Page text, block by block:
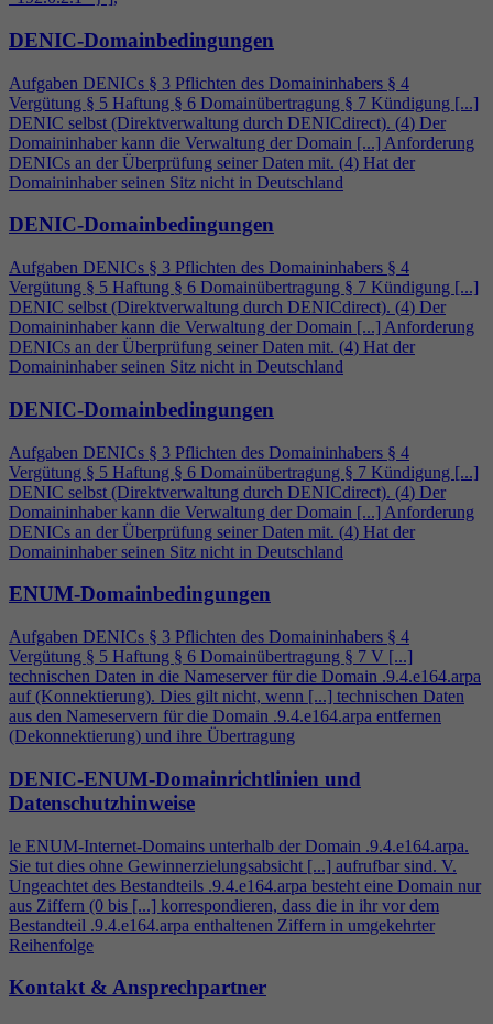
DENIC-Domainbedingungen
Aufgaben DENICs § 3 Pflichten des Domaininhabers § 4
Vergütung § 5 Haftung § 6 Domainübertragung § 7 Kündigung [...]
DENIC selbst (Direktverwaltung durch DENICdirect). (4) Der
Domaininhaber kann die Verwaltung der Domain [...] Anforderung
DENICs an der Überprüfung seiner Daten mit. (4) Hat der
Domaininhaber seinen Sitz nicht in Deutschland
DENIC-Domainbedingungen
Aufgaben DENICs § 3 Pflichten des Domaininhabers § 4
Vergütung § 5 Haftung § 6 Domainübertragung § 7 Kündigung [...]
DENIC selbst (Direktverwaltung durch DENICdirect). (4) Der
Domaininhaber kann die Verwaltung der Domain [...] Anforderung
DENICs an der Überprüfung seiner Daten mit. (4) Hat der
Domaininhaber seinen Sitz nicht in Deutschland
DENIC-Domainbedingungen
Aufgaben DENICs § 3 Pflichten des Domaininhabers § 4
Vergütung § 5 Haftung § 6 Domainübertragung § 7 Kündigung [...]
DENIC selbst (Direktverwaltung durch DENICdirect). (4) Der
Domaininhaber kann die Verwaltung der Domain [...] Anforderung
DENICs an der Überprüfung seiner Daten mit. (4) Hat der
Domaininhaber seinen Sitz nicht in Deutschland
ENUM-Domainbedingungen
Aufgaben DENICs § 3 Pflichten des Domaininhabers § 4
Vergütung § 5 Haftung § 6 Domainübertragung § 7 V [...]
technischen Daten in die Nameserver für die Domain .9.4.e164.arpa
auf (Konnektierung). Dies gilt nicht, wenn [...] technischen Daten
aus den Nameservern für die Domain .9.4.e164.arpa entfernen
(Dekonnektierung) und ihre Übertragung
DENIC-ENUM-Domainrichtlinien und
Datenschutzhinweise
le ENUM-Internet-Domains unterhalb der Domain .9.4.e164.arpa.
Sie tut dies ohne Gewinnerzielungsabsicht [...] aufrufbar sind. V.
Ungeachtet des Bestandteils .9.4.e164.arpa besteht eine Domain nur
aus Ziffern (0 bis [...] korrespondieren, dass die in ihr vor dem
Bestandteil .9.4.e164.arpa enthaltenen Ziffern in umgekehrter
Reihenfolge
Kontakt & Ansprechpartner